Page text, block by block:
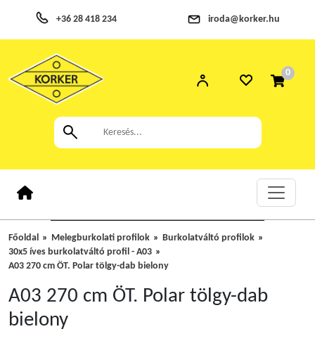
+36 28 418 234 iroda@korker.hu
0
Főoldal Melegburkolati profilok
Burkolatváltó profilok
30x5 íves burkolatváltó profil - A03
A03 270 cm ÖT. Polar tölgy-dab bielony
A03 270 cm ÖT. Polar tölgy-dab
bielony